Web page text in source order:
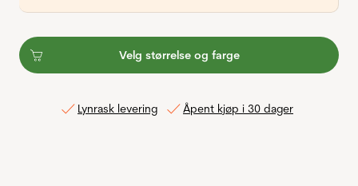
Velg størrelse og farge
Lynrask levering Åpent kjøp i 30 dager